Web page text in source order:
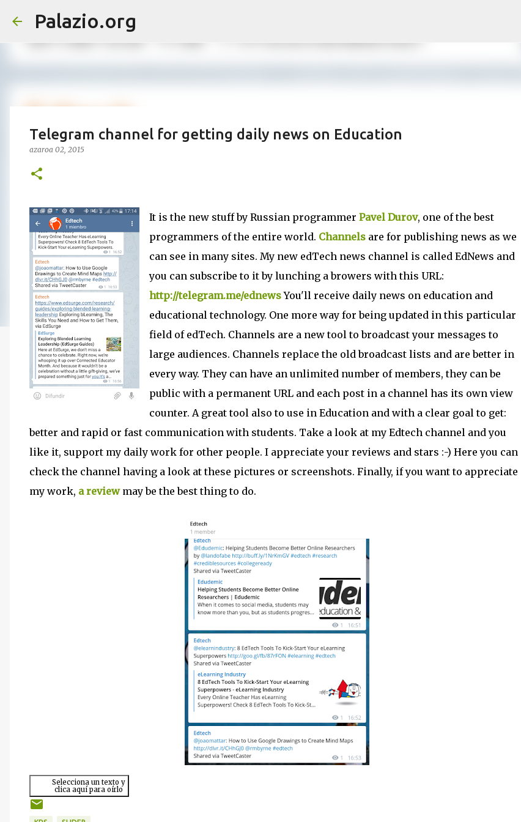
Palazio.org
Telegram channel for getting daily news on Education
azaroa 02, 2015
It is the new stuff by Russian programmer Pavel Durov, one of the best
programmers of the entire world. Channels are for publishing news as we
can see in many sites. My new edTech news channel is called EdNews and
you can subscribe to it by lunching a browers with this URL:
http://telegram.me/ednewsYou'll receive daily news on education and
educational technology. One more way for being updated in this particular
field of edTech. Channels are a new tool to broadcast your messages to
large audiences. Channels replace the old broadcast lists and are better in
every way. They can have an unlimited number of members, they can be
public with a permanent URL and each post in a channel has its own view
counter. A great tool also to use in Education and with a clear goal to get:
better and rapid or fast communication with students. Take a look at my Edtech channel and you
like it, support my daily work for other people. I appreciate your reviews and stars :-) Here you can
check the channel having a look at these pictures or screenshots. Finally, if you want to appreciate
my work, a reviewmay be the best thing to do.
Selecciona un texto y
clica aquí para oírlo